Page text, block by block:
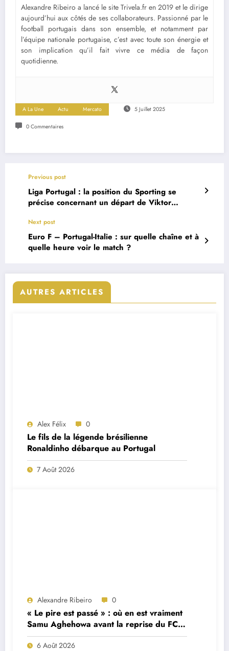
Alexandre Ribeiro a lancé le site Trivela.fr en 2019 et le dirige
aujourd’hui aux côtés de ses collaborateurs. Passionné par le
football portugais dans son ensemble, et notamment par
l’équipe nationale portugaise, c’est avec toute son énergie et
son implication qu’il fait vivre ce média de façon
quotidienne.
A La Une Actu Mercato 5 Juillet 2025
0 Commentaires
Previous post
Liga Portugal : la position du Sporting se
précise concernant un départ de Viktor
Next post
Euro F – Portugal-Italie : sur quelle chaîne et à
quelle heure voir le match ?
AUTRES ARTICLES
Alex Félix 0
Le fils de la légende brésilienne
Ronaldinho débarque au Portugal
7 Août 2026
Alexandre Ribeiro 0
« Le pire est passé » : où en est vraiment
Samu Aghehowa avant la reprise du FC
Porto ?
6 Août 2026